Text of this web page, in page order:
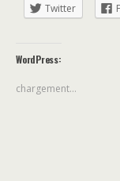
Twitter
WordPress:
chargement…